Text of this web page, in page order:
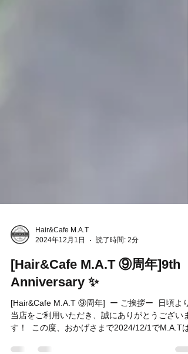
2024年12月1日
読了時間: 2分
[Hair&Cafe M.A.T ⑨周年]9th
Anniversary ✨
[Hair&Cafe M.A.T ⑨周年] ⁡ ー ご挨拶ー ⁡ 日頃より